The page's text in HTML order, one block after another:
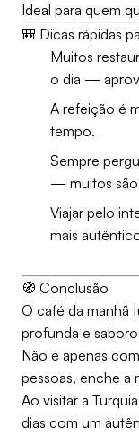
Ideal para quem
🎒 Dicas rápidas
Muitos
o dia —
A refeição é
tempo.
Sempre
— muitos são
Viajar pelo
mais
🧭 Conclusão
O café da manhã
profunda e
Não é apenas
pessoas, enche a
Ao visitar a
dias com um